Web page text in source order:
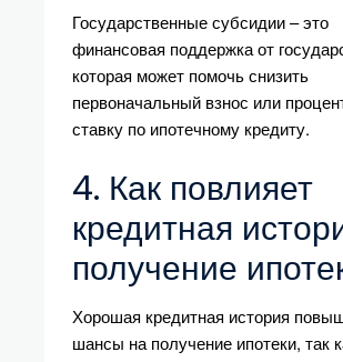
Государственные субсидии – это
финансовая поддержка от
которая может помочь снизить
первоначальный взнос или
ставку по ипотечному кредиту.
4. Как повлияет
кредитная
получение
Хорошая кредитная история
шансы на получение ипотеки, так